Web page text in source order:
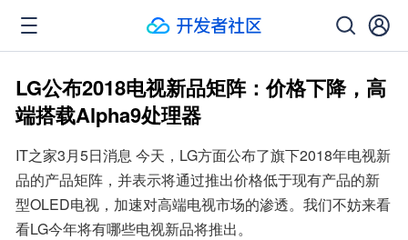
LG公布2018电视新品矩阵：价格下降，高
端搭载Alpha9处理器
IT之家3月5日消息 今天，LG方面公布了旗下2018年电视新
品的产品矩阵，并表示将通过推出价格低于现有产品的新
型OLED电视，加速对高端电视市场的渗透。我们不妨来看
看LG今年将有哪些电视新品将推出。